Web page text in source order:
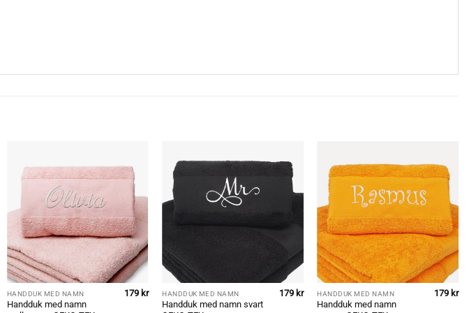
HANDDUK MED NAMN
Handduk med namn
179 kr HANDDUK MED NAMN
Handduk med namn svart
179 kr HANDDUK MED NAMN
Handduk med namn
179 kr